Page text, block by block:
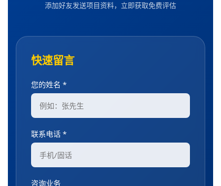
添加好友发送项目资料，立即获取免费评估
快速留言
您的姓名 *
联系电话 *
咨询业务